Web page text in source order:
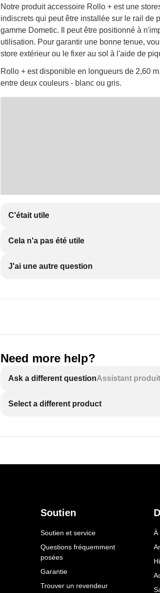
Notre produit accessoire Rollo + est une
indiscrets qui peut être installée sur le rail de
gamme Dometic. Il peut être positionné à
utilisation. Pour garantir une bonne tenue,
store extérieur ou le fixer au sol à l'aide de
Rollo + est disponible en longueurs de 2,60
entre deux couleurs - blanc ou gris.
C'était utile
Cela n'a pas été utile
J'ai une autre question
Need more help?
Ask a different questionAssistant produit
Select a different product
Soutien
Soutien et service
Questions fréquemment
posées
Garantie
Trouver un revendeur
À